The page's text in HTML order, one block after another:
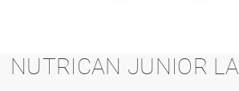
NUTRICAN JUNIOR